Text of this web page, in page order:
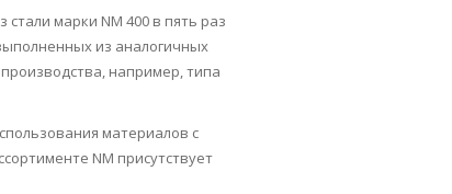
марки NM 400 в пять раз
из аналогичных
например, типа
материалов с
NM присутствует